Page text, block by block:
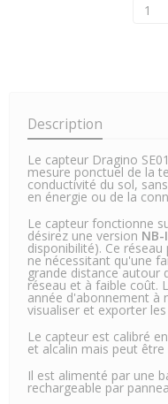
Description
Le capteur Dragino
mesure ponctuel de la
conductivité du sol,
en énergie ou de la
Le capteur fonctionne
désirez une version NB-
disponibilité). Ce
ne nécessitant qu'une
grande distance autour
réseau et à faible coût.
année d'abonnement
visualiser et exporter
Le capteur est calibré
et alcalin mais peut
Il est alimenté par une
rechargeable par